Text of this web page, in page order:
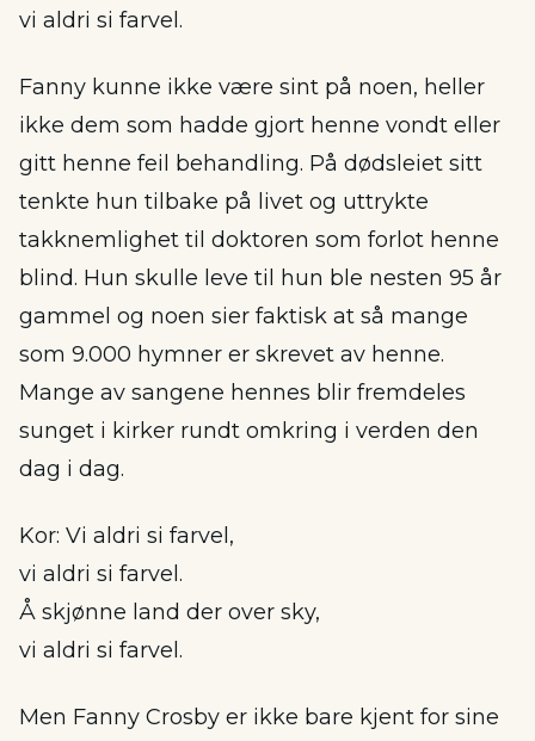
vi aldri si farvel.
Fanny kunne ikke være sint på noen, heller
ikke dem som hadde gjort henne vondt eller
gitt henne feil behandling. På dødsleiet sitt
tenkte hun tilbake på livet og uttrykte
takknemlighet til doktoren som forlot henne
blind. Hun skulle leve til hun ble nesten 95 år
gammel og noen sier faktisk at så mange
som 9.000 hymner er skrevet av henne.
Mange av sangene hennes blir fremdeles
sunget i kirker rundt omkring i verden den
dag i dag.
Kor: Vi aldri si farvel,
vi aldri si farvel.
Å skjønne land der over sky,
vi aldri si farvel.
Men Fanny Crosby er ikke bare kjent for sine